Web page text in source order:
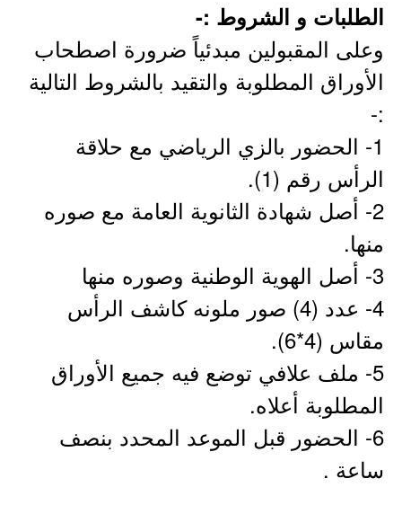
الطلبات و الشروط :-
وعلى المقبولين مبدئياً ضرورة اصطحاب
الأوراق المطلوبة والتقيد بالشروط التالية
:-
1- الحضور بالزي الرياضي مع حلاقة
الرأس رقم (1).
2- أصل شهادة الثانوية العامة مع صوره
منها.
3- أصل الهوية الوطنية وصوره منها
4- عدد (4) صور ملونه كاشف الرأس
مقاس (4*6).
5- ملف علافي توضع فيه جميع الأوراق
المطلوبة أعلاه.
6- الحضور قبل الموعد المحدد بنصف
ساعة .